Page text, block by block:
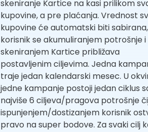
skeniranje Kartice na kasi prilikom
kupovine, a pre plaćanja. Vrednost
kupovine će automatski biti
korisnik se akumuliranjem potrošnje i
skeniranjem Kartice približava
postavljenim ciljevima. Jedna
traje jedan kalendarski mesec. U
jedne kampanje postoji jedan ciklus
najviše 6 ciljeva/pragova potrošnje
ispunjenjem/dostizanjem korisnik
pravo na super bodove. Za svaki cilj